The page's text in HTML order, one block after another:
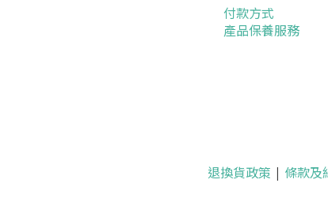
付款方式
產品保養服務
退換貨政策 | 條款及